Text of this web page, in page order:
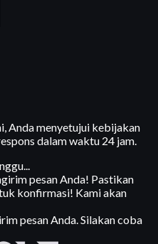
Anda menyetujui kebijakan
dalam waktu 24 jam.
pesan Anda! Pastikan
konfirmasi! Kami akan
pesan Anda. Silakan coba